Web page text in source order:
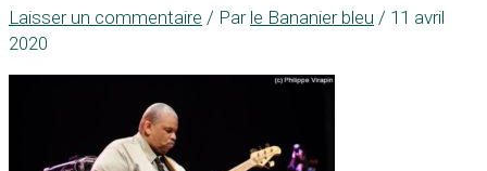
Laisser un commentaire / Par le Bananier bleu / 11 avril
2020